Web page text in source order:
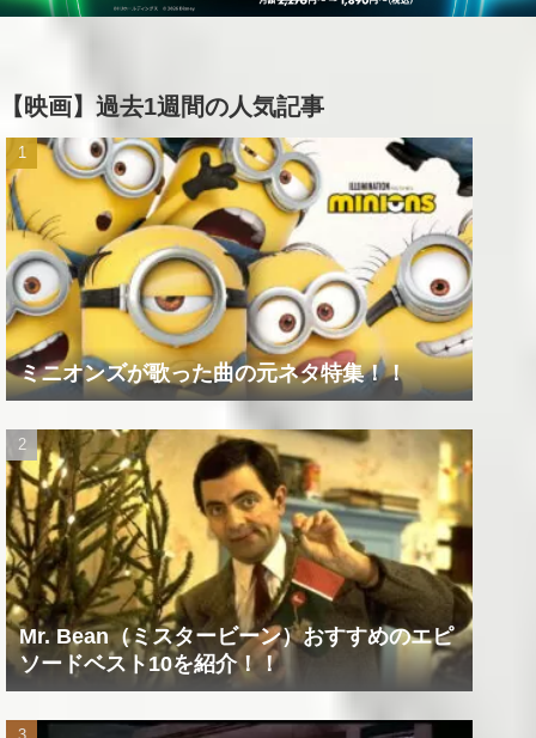
【映画】過去1週間の人気記事
ミニオンズが歌った曲の元ネタ特集！！
Mr. Bean（ミスタービーン）おすすめのエピ
ソードベスト10を紹介！！